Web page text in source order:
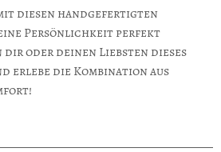
diesen handgefertigten
Persönlichkeit perfekt
oder deinen Liebsten dieses
erlebe die Kombination aus